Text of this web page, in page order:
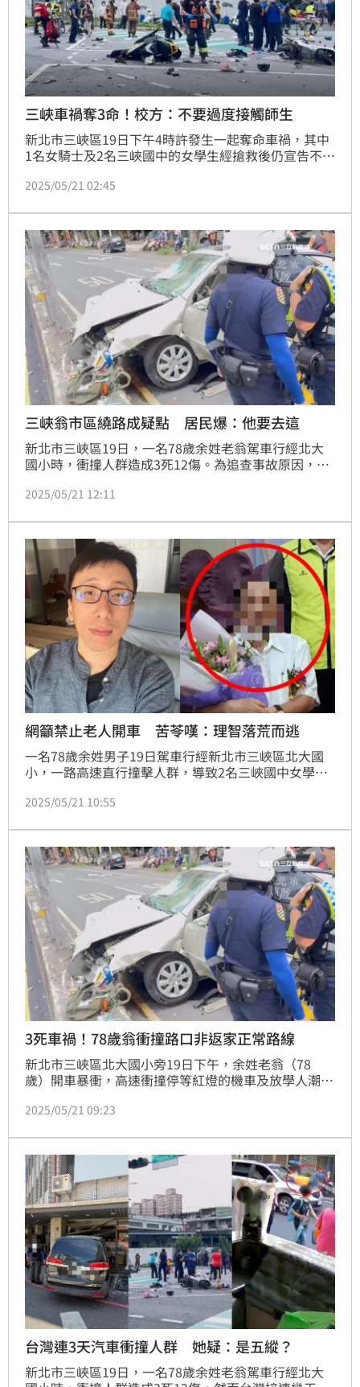
三峽車禍奪3命！校方：不要過度接觸師生
新北市三峽區19日下午4時許發生一起奪命車禍，其中
1名女騎士及2名三峽國中的女學生經搶救後仍宣告不
峽國中再發文懇請各界攜手關懷應對，並呼籲大眾尊重
師，以維護學生學習與心靈安穩。
2025/05/21 02:45
三峽翁市區繞路成疑點 居民爆：他要去這
新北市三峽區19日，一名78歲余姓老翁駕車行經北大
國小時，衝撞人群造成3死12傷。為追查事故原因，檢
線，都不在他回家的正常路線上，卻在市區繞行，引發
2025/05/21 12:11
網籲禁止老人開車 苦苓嘆：理智落荒而逃
一名78歲余姓男子19日駕車行經新北市三峽區北大國
小，一路高速直行撞擊人群，導致2名三峽國中女學
令各界痛心，也掀起有關高齡駕駛的討論。知名作家苦
不能開車」，隨後再度發聲。
2025/05/21 10:55
3死車禍！78歲翁衝撞路口非返家正常路線
新北市三峽區北大國小旁19日下午，余姓老翁（78
歲）開車暴衝，高速衝撞停等紅燈的機車及放學人潮，
面進一步調查後，發現重大車禍發生前，余翁曾開車在
常路線，其中是否隱藏其他原因或動機，將會是調查重
點之一。
2025/05/21 09:23
台灣連3天汽車衝撞人群 她疑：是五縱？
新北市三峽區19日，一名78歲余姓老翁駕車行經北大